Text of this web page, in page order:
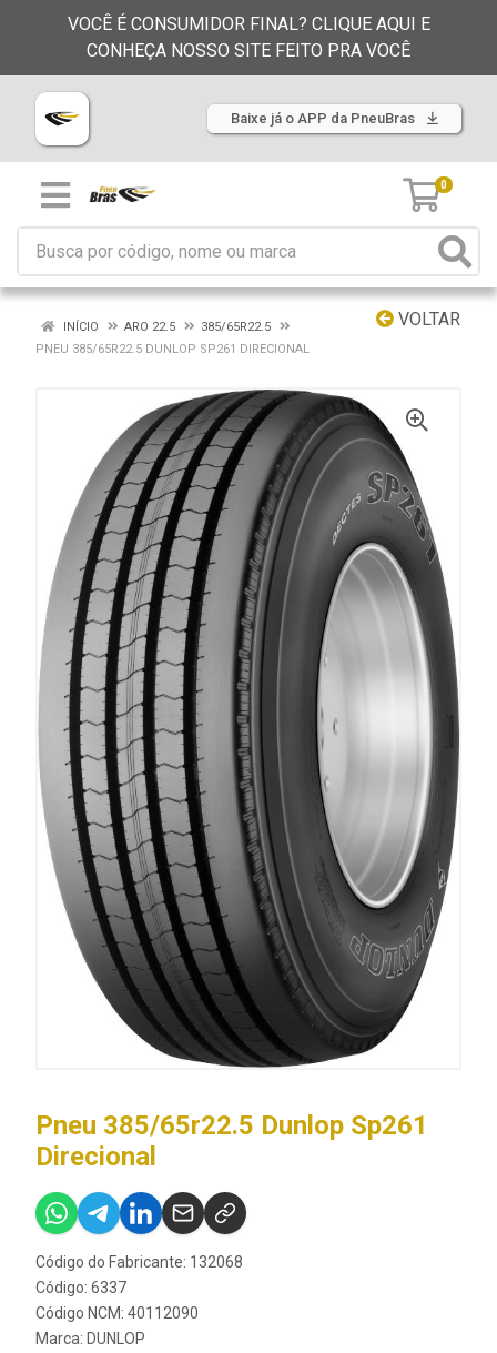
VOCÊ É CONSUMIDOR FINAL? CLIQUE AQUI E
CONHEÇA NOSSO SITE FEITO PRA VOCÊ
Baixe já o APP da PneuBras
0
VOLTAR
INÍCIO ARO 22.5
385/65R22.5
PNEU 385/65R22.5 DUNLOP SP261 DIRECIONAL
Pneu 385/65r22.5 Dunlop Sp261
Direcional
Código do Fabricante: 132068
Código: 6337
Código NCM: 40112090
Marca: DUNLOP